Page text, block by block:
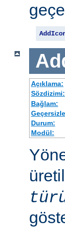
Açıklama:
Sözdizimi:
Bağlam:
Durum:
Modül: